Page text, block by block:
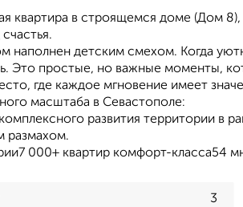
квартира в строящемся доме (Дом
наполнен детским смехом. Когда
Это простые, но важные моменты,
где каждое мгновение имеет
масштаба в Севастополе:
развития территории в
размахом.
000+ квартир комфорт-класса54
3